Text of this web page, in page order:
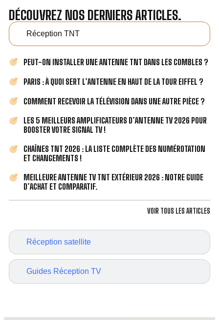
DÉCOUVREZ NOS DERNIERS ARTICLES.
Réception TNT
Réception satellite
Guides Réception TV
PEUT-ON INSTALLER UNE ANTENNE TNT DANS LES COMBLES ?
PARIS : À QUOI SERT L’ANTENNE EN HAUT DE LA TOUR EIFFEL ?
COMMENT RECEVOIR LA TÉLÉVISION DANS UNE AUTRE PIÈCE ?
LES 5 MEILLEURS AMPLIFICATEURS D’ANTENNE TV 2026 POUR
BOOSTER VOTRE SIGNAL TV !
CHAÎNES TNT 2026 : LA LISTE COMPLÈTE DES NUMÉROTATION
ET CHANGEMENTS !
MEILLEURE ANTENNE TV TNT EXTÉRIEUR 2026 : NOTRE GUIDE
D’ACHAT ET COMPARATIF.
VOIR TOUS LES ARTICLES